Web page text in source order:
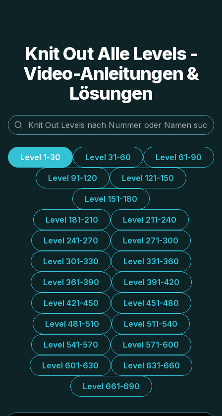
Knit Out Alle Levels -
Video-Anleitungen &
Lösungen
Level 1-30 Level 31-60 Level 61-90
Level 91-120 Level 121-150
Level 151-180
Level 181-210 Level 211-240
Level 241-270 Level 271-300
Level 301-330 Level 331-360
Level 361-390 Level 391-420
Level 421-450 Level 451-480
Level 481-510 Level 511-540
Level 541-570 Level 571-600
Level 601-630 Level 631-660
Level 661-690